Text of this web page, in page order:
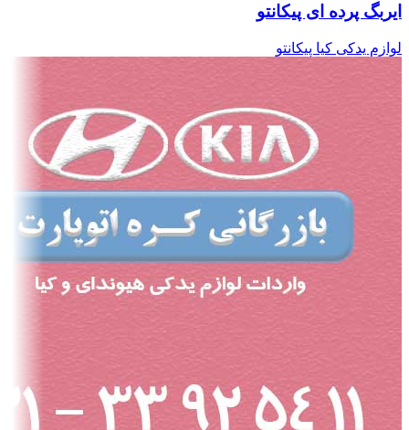
ایربگ پرده ای پیکانتو
لوازم یدکی کیا پیکانتو